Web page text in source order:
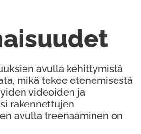
avulla kehittymistä
mikä tekee etenemisestä
videoiden ja
rakennettujen
avulla treenaaminen on